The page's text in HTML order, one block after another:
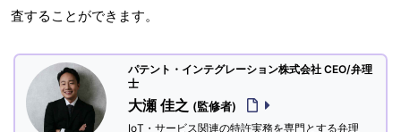
査することができます。
パテント・インテグレーション株式会社 CEO/弁理
士
大瀬 佳之 (監修者)
IoT・サービス関連の特許実務を専門とする弁理